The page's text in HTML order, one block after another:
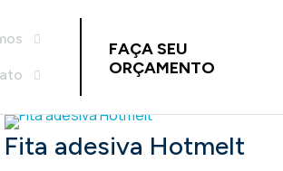
FAÇA SEU
ORÇAMENTO
Fita adesiva Hotmelt